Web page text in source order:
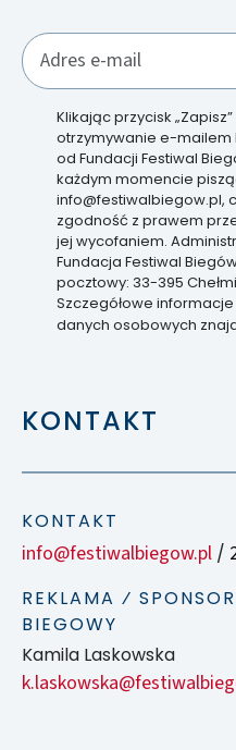
Klikając przycisk
otrzymywanie e-mailem
od Fundacji Festiwal
każdym momencie
info@festiwalbiegow.pl,
zgodność z prawem
jej wycofaniem.
Fundacja Festiwal
pocztowy: 33-395
Szczegółowe
danych osobowych
KONTAKT
KONTAKT
info@festiwalbiegow.pl /
REKLAMA ⁄
BIEGOWY
Kamila Laskowska